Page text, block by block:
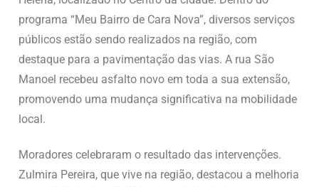
programa “Meu Bairro de Cara Nova”, diversos serviços
públicos estão sendo realizados na região, com
destaque para a pavimentação das vias. A rua São
Manoel recebeu asfalto novo em toda a sua extensão,
promovendo uma mudança significativa na mobilidade
local.
Moradores celebraram o resultado das intervenções.
Zulmira Pereira, que vive na região, destacou a melhoria